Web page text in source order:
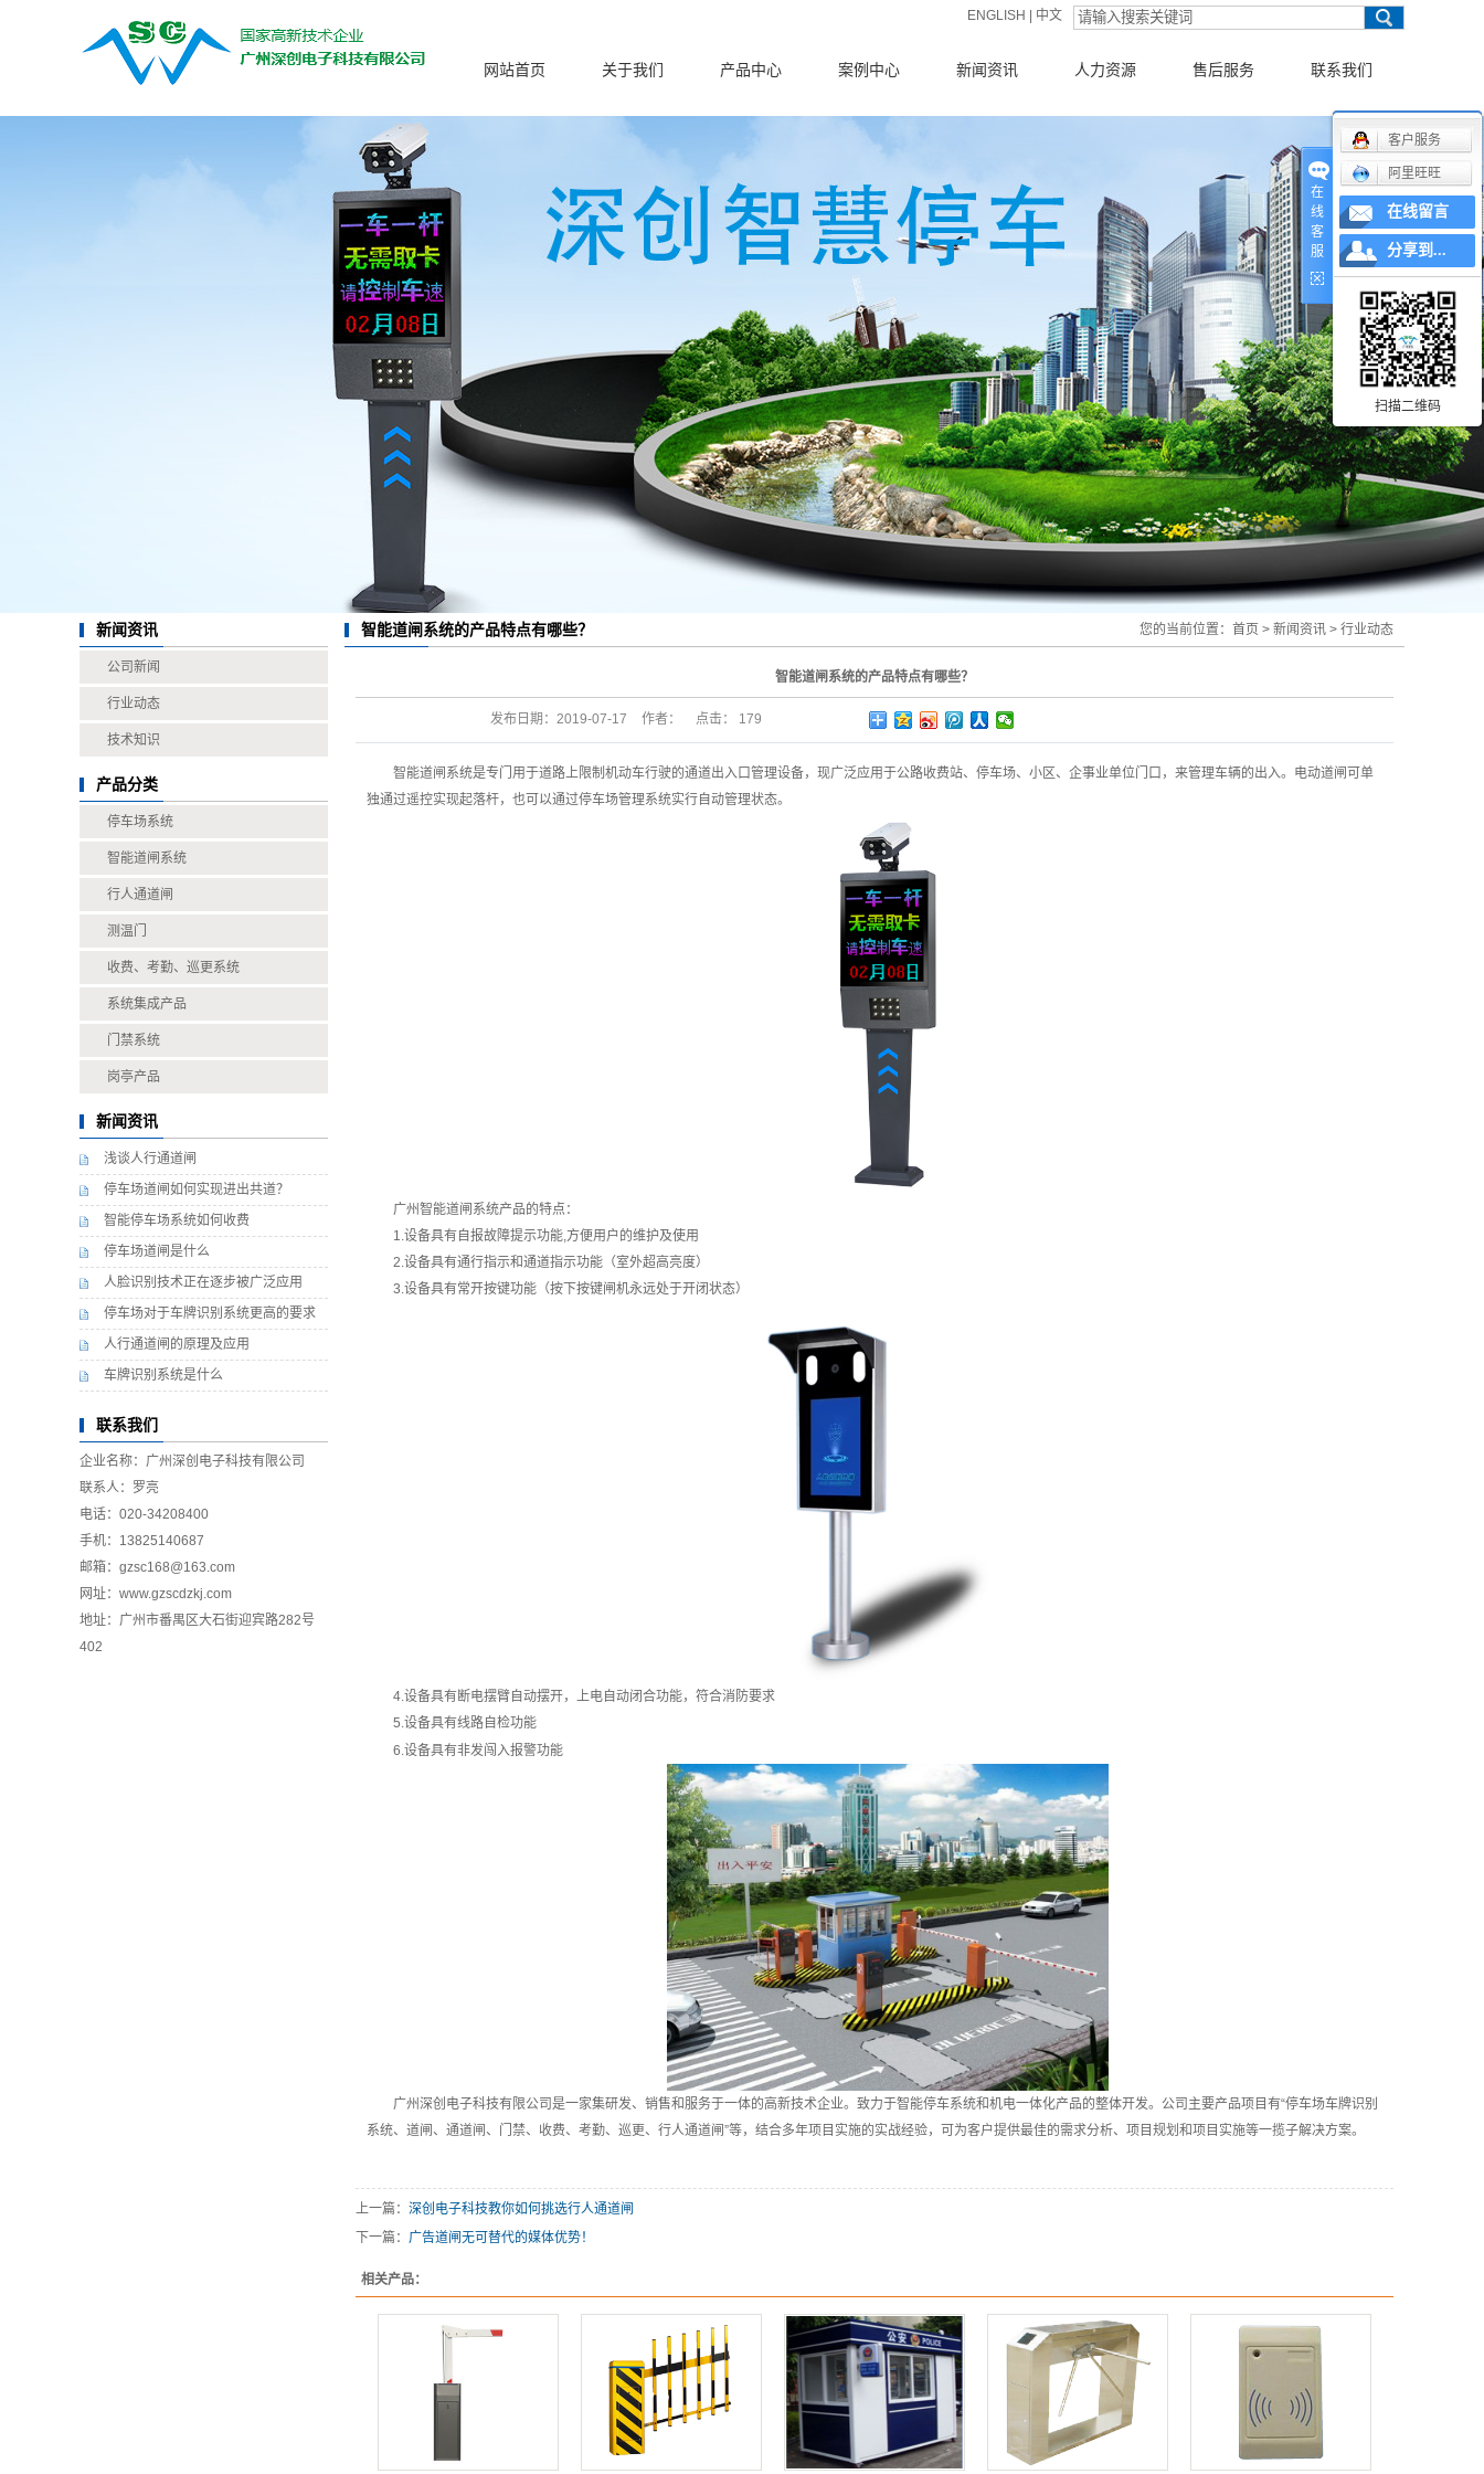
ENGLISH 中文
网站首页 关于我们
公司简介
产品中心
智能道闸系统
行人通道闸
测温门
收费、考勤、巡
更系统
系统集成产品
门禁系统
岗亭产品
案例中心 新闻资讯
行业动态
技术知识
人力资源 售后服务 联系我们
新闻资讯
公司新闻
行业动态
技术知识
产品分类
停车场系统
智能道闸系统
行人通道闸
测温门
收费、考勤、巡更系统
系统集成产品
门禁系统
岗亭产品
新闻资讯
浅谈人行通道闸
停车场道闸如何实现进出共道？
智能停车场系统如何收费
停车场道闸是什么
人脸识别技术正在逐步被广泛应用
停车场对于车牌识别系统更高的要求
人行通道闸的原理及应用
车牌识别系统是什么
联系我们
企业名称：广州深创电子科技有限公司
联系人：罗亮
电话：020-34208400
手机：13825140687
邮箱：gzsc168@163.com
网址：www.gzscdzkj.com
地址：广州市番禺区大石街迎宾路282号
402
智能道闸系统的产品特点有哪些？ 您的当前位置： 首页 > 新闻资讯 > 行业动态
智能道闸系统的产品特点有哪些？
发布日期： 2019-07-17 作者： 点击： 179
智能道闸系统是专门用于道路上限制机动车行驶的通道出入口管理设备，现广泛应用于公路收费站、停车场、小区、企事业单位门口，来管理车辆的出入。电动道闸可单
独通过遥控实现起落杆，也可以通过停车场管理系统实行自动管理状态。
广州智能道闸系统产品的特点：
1.设备具有自报故障提示功能,方便用户的维护及使用
2.设备具有通行指示和通道指示功能（室外超高亮度）
3.设备具有常开按键功能（按下按键闸机永远处于开闭状态）
4.设备具有断电摆臂自动摆开，上电自动闭合功能，符合消防要求
5.设备具有线路自检功能
6.设备具有非发闯入报警功能
广州深创电子科技有限公司是一家集研发、销售和服务于一体的高新技术企业。致力于智能停车系统和机电一体化产品的整体开发。 公司主要产品项目有“停车场车牌识别
系统、道闸、通道闸、门禁、收费、考勤、巡更、 行人通道闸 ”等，结合多年项目实施的实战经验，可为客户提供最佳的需求分析、项目规划和项目实施等一揽子解决方案。
上一篇： 深创电子科技教你如何挑选行人通道闸
下一篇： 广告道闸无可替代的媒体优势！
相关产品：
在
线
客
服
客户服务
阿里旺旺
在线留言
分享到...
扫描二维码